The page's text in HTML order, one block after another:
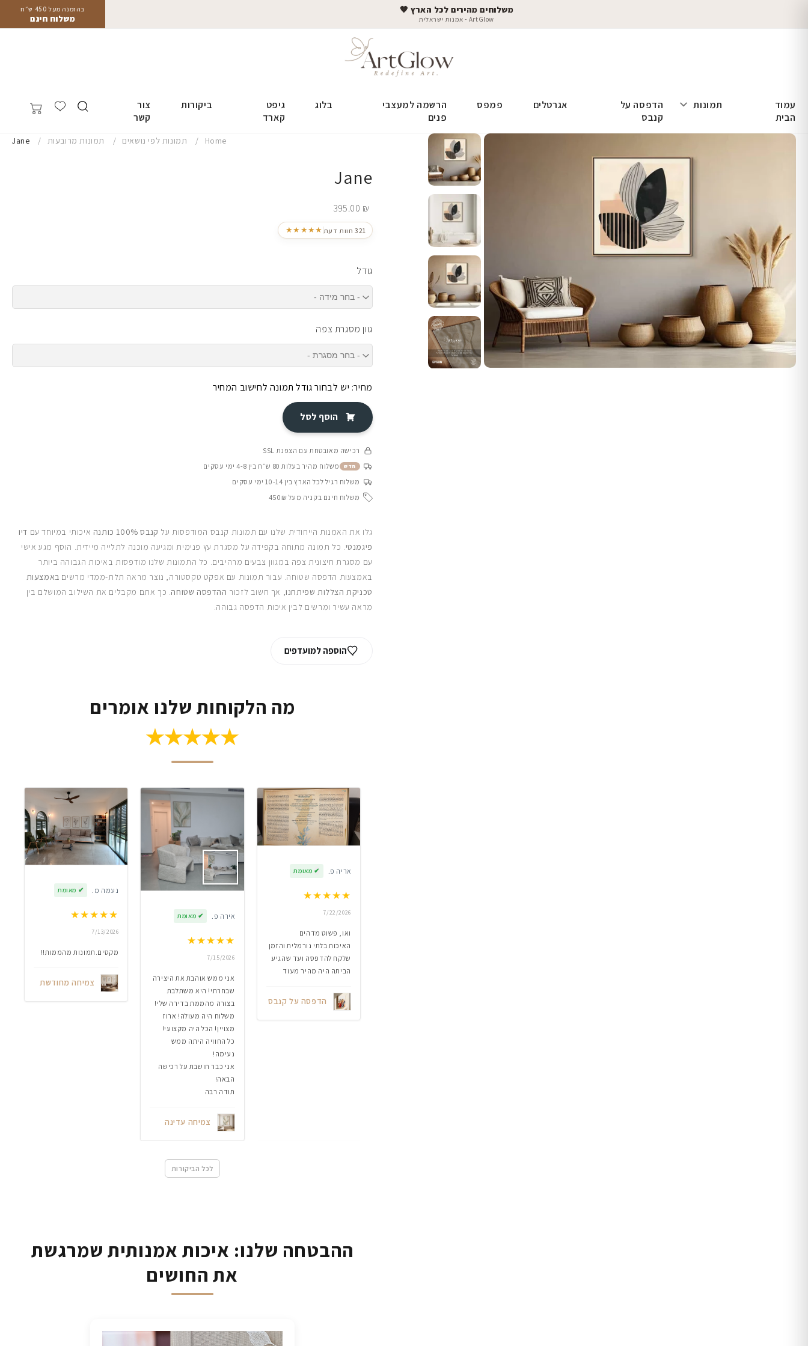
בהזמנה מעל 450 ש״ח
משלוח חינם
משלוחים מהירים לכל הארץ 🤎
ArtGlow - אמנות ישראלית
עמוד
הבית
תמונות
הדפסה על
קנבס
אגרטלים פמפס
הרשמה למעצבי
פנים
בלוג
גיפט
קארד
ביקורות
צור
קשר
Home תמונות לפי נושאים תמונות מרובעות Jane
Jane
395.00 ₪
★★★★★ 321 חוות דעת
גודל
גוון מסגרת צפה
מחיר: יש לבחור גודל תמונה לחישוב המחיר
הוסף לסל
רכישה מאובטחת עם הצפנת SSL
חדש משלוח מהיר בעלות 80 ש״ח בין 4-8 ימי עסקים
משלוח רגיל לכל הארץ בין 10-14 ימי עסקים
משלוח חינם בקניה מעל 450₪
גלו את האמנות הייחודית שלנו עם תמונות קנבס המודפסות על קנבס 100% כותנה איכותי במיוחד עם דיו
פיגמנטי. כל תמונה מתוחה בקפידה על מסגרת עץ פנימית ומגיעה מוכנה לתלייה מיידית. הוסף מגע אישי
עם מסגרת חיצונית צפה במגוון צבעים מרהיבים. כל התמונות שלנו מודפסות באיכות הגבוהה ביותר
באמצעות הדפסה שטוחה. עבור תמונות עם אפקט טקסטורה, נוצר מראה תלת-ממדי מרשים באמצעות
טכניקת הצללות שפיתחנו, אך חשוב לזכור ההדפסה שטוחה. כך אתם מקבלים את השילוב המושלם בין
מראה עשיר ומרשים לבין איכות הדפסה גבוהה.
הוספה למועדפים
מה הלקוחות שלנו אומרים
★★★★★
אריה פ. ✔ מאומת
★★★★★
7/22/2026
ואו, פשוט מדהים
האיכות בלתי נורמלית והזמן
שלקח להדפסה ועד שהגיע
הביתה היה מהיר מעוד
הדפסה על קנבס
אירה פ. ✔ מאומת
★★★★★
7/15/2026
אני ממש אוהבת את היצירה
שבחרתי! היא משתלבת
בצורה מהממת בדירה שלי!
משלוח היה מעולה! ארוז
מצויין! הכל היה מקצועי!
כל החוויה היתה ממש
נעימה!
אני כבר חושבת על רכישה
הבאה!
תודה רבה
צמיחה עדינה
נעמה מ. ✔ מאומת
★★★★★
7/13/2026
מקסים.תמונות מהממות!!
צמיחה מחודשת
לכל הביקורות
ההבטחה שלנו: איכות אמנותית שמרגשת
את החושים